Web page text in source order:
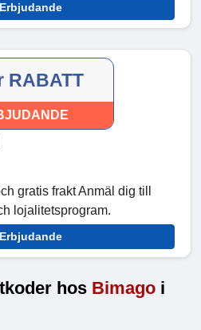
RABATT
gratis frakt Anmäl dig till
lojalitetsprogram.
hos Bimago i